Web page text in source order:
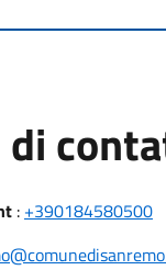
: +390184580500